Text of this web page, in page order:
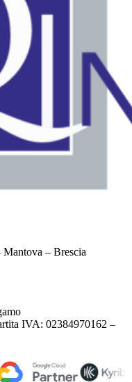
– Brescia
IVA: 02384970162 –